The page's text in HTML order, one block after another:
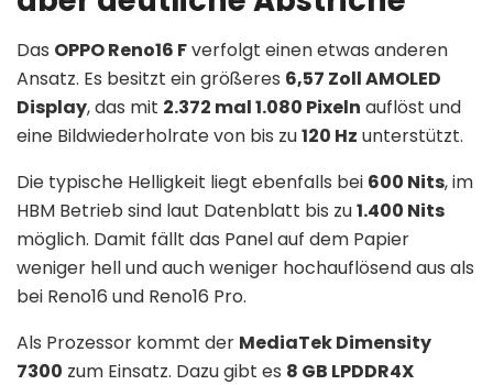
Das OPPO Reno16 Fverfolgt einen etwas anderen
Ansatz. Es besitzt ein größeres 6,57 Zoll AMOLED
Display, das mit 2.372 mal 1.080 Pixeln auflöst und
eine Bildwiederholrate von bis zu120 Hz unterstützt.
Die typische Helligkeit liegt ebenfalls bei 600 Nits, im
HBM Betrieb sind laut Datenblatt bis zu1.400 Nits
möglich. Damit fällt das Panel auf dem Papier
weniger hell und auch weniger hochauflösend aus als
bei Reno16 und Reno16 Pro.
Als Prozessor kommt der MediaTek Dimensity
7300 zum Einsatz. Dazu gibt es 8 GB LPDDR4X